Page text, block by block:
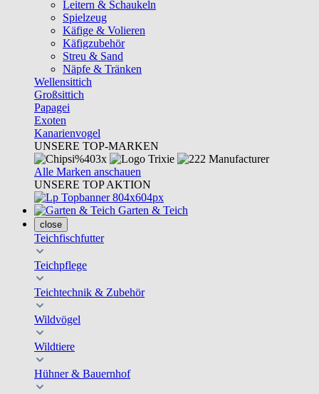
Leitern & Schaukeln
Spielzeug
Käfige & Volieren
Käfigzubehör
Streu & Sand
Näpfe & Tränken
Wellensittich
Großsittich
Papagei
Exoten
Kanarienvogel
UNSERE TOP-MARKEN
Alle Marken anschauen
UNSERE TOP AKTION
Garten & Teich
close
Teichfischfutter
Teichpflege
Teichtechnik & Zubehör
Wildvögel
Wildtiere
Hühner & Bauernhof